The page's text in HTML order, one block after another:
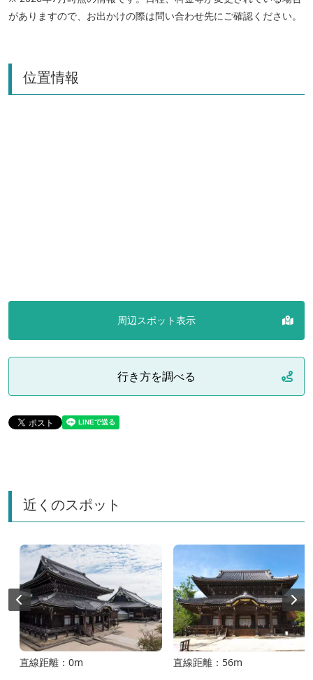
がありますので、お出かけの際は問い合わせ先にご確認ください。
位置情報
周辺スポット表示
行き方を調べる
近くのスポット
直線距離：0m 直線距離：56m